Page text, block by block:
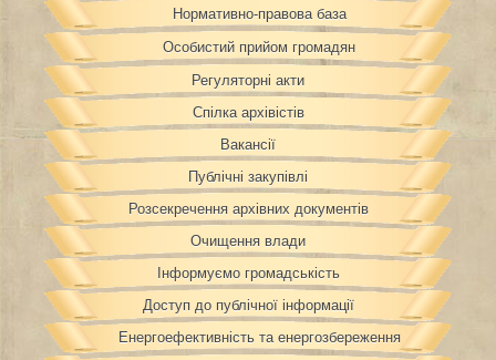
Нормативно-правова база
Особистий прийом громадян
Регуляторні акти
Спілка архівістів
Вакансії
Публічні закупівлі
Розсекречення архівних документів
Очищення влади
Інформуємо громадськість
Доступ до публічної інформації
Енергоефективність та енергозбереження